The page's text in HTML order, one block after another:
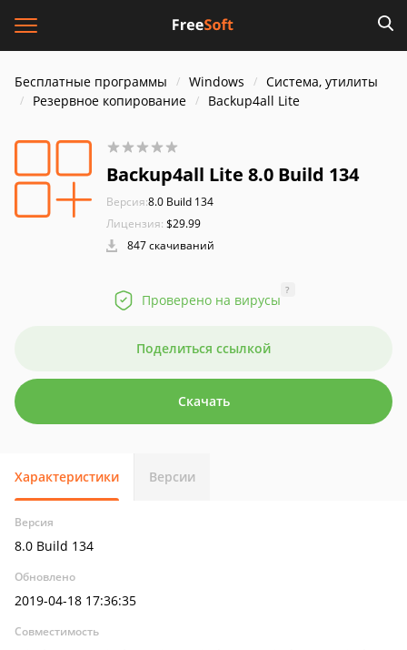
Бесплатные программы Windows
Система, утилиты
Резервное копирование
Backup4all Lite
Backup4all Lite 8.0 Build 134
Версия:8.0 Build 134
Лицензия: $29.99
847 скачиваний
Проверено на вирусы
?
Поделиться ссылкой
Скачать
Характеристики Версии
Версия
8.0 Build 134
Обновлено
2019-04-18 17:36:35
Совместимость